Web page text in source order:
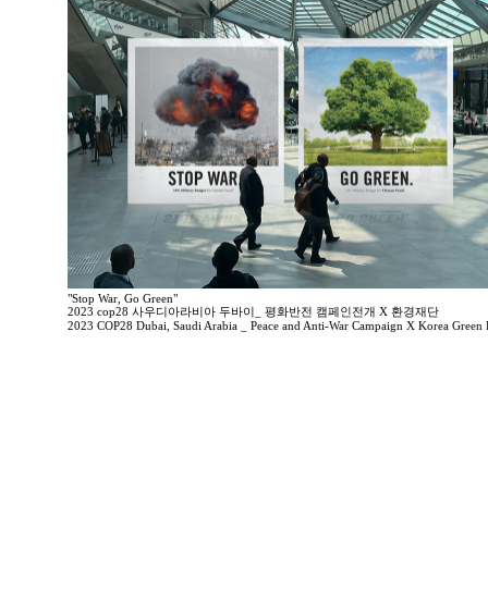
"Stop War, Go Green"
2023 cop28 사우디아라비아 두바이_ 평화반전 캠페인전개 X 환경재단
2023 COP28 Dubai, Saudi Arabia _ Peace and Anti-War Campaign X Korea Green